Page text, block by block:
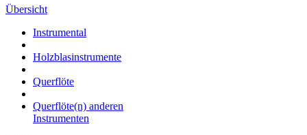
Übersicht
Instrumental
Holzblasinstrumente
Querflöte
Querflöte(n) anderen
Instrumenten